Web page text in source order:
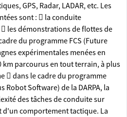
GPS, Radar, LADAR, etc. Les
sont :  la conduite
les démonstrations de flottes de
du programme FCS (Future
expérimentales menées en
km parcourus en tout terrain, à plus
 dans le cadre du programme
Robot Software) de la DARPA, la
des tâches de conduite sur
d'un comportement tactique. La